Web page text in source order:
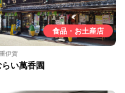
食品・お土産店
伊賀
らい萬香園